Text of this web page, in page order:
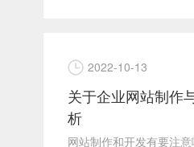
2022-10-13
关于企业网站制作
析
网站制作和开发有要注意